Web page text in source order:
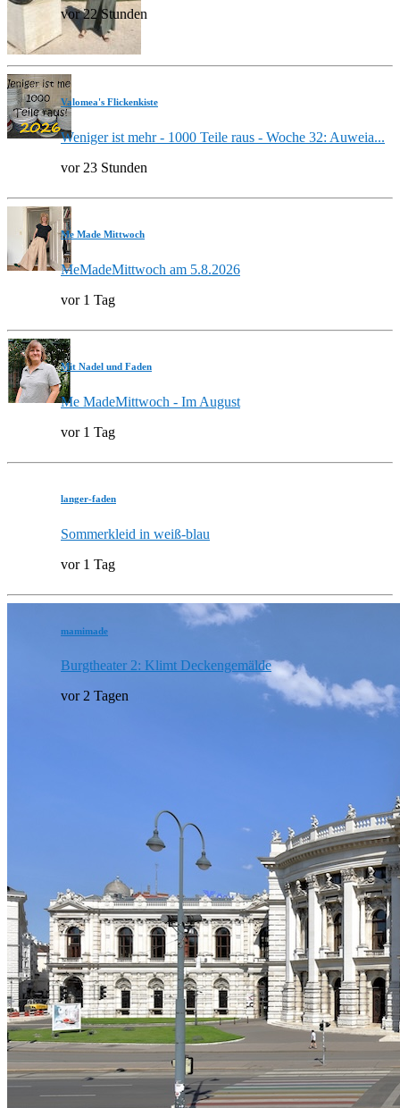
vor 22 Stunden
Valomea's Flickenkiste
Weniger ist mehr - 1000 Teile raus - Woche 32: Auweia...
vor 23 Stunden
Me Made Mittwoch
MeMadeMittwoch am 5.8.2026
vor 1 Tag
Mit Nadel und Faden
Me MadeMittwoch - Im August
vor 1 Tag
langer-faden
Sommerkleid in weiß-blau
vor 1 Tag
mamimade
Burgtheater 2: Klimt Deckengemälde
vor 2 Tagen